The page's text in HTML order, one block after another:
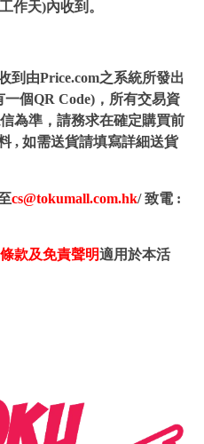
作天)內收到。
到由Price.com之系統所發出
個QR Code)，所有交易資
為準，請務求在確定購買前
, 如需送貨請填寫詳細送貨
cs@tokumall.com.hk/ 致電 :
款及免責聲明適用於本活